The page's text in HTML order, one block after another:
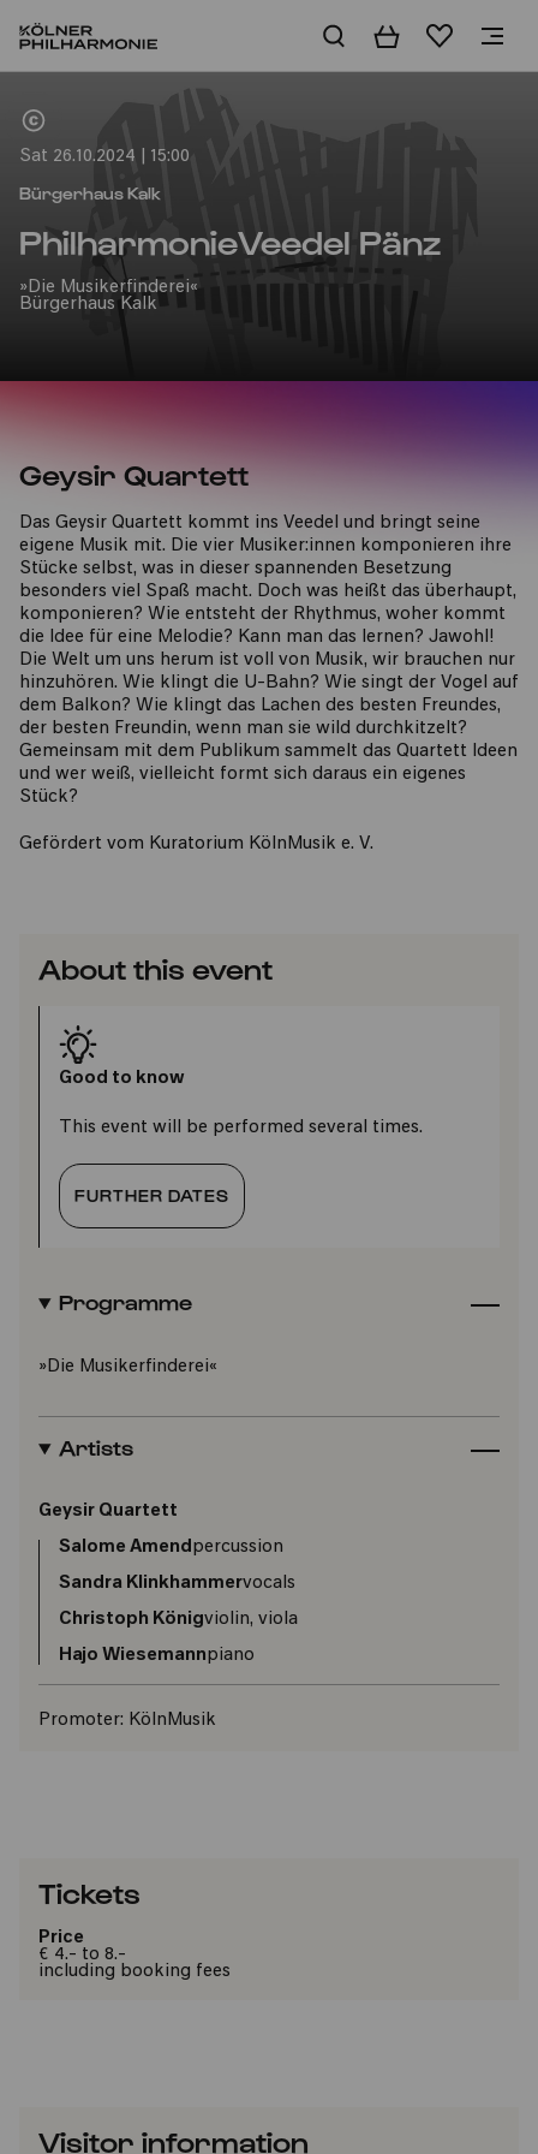
BasketWishlist
Sat 26.10.2024 | 15:00
Bürgerhaus Kalk
PhilharmonieVeedel Pänz
»Die Musikerfinderei«
Bürgerhaus Kalk
Geysir Quartett
Das Geysir Quartett kommt ins Veedel und bringt seine
eigene Musik mit. Die vier Musiker:innen komponieren ihre
Stücke selbst, was in dieser spannenden Besetzung
besonders viel Spaß macht. Doch was heißt das überhaupt,
komponieren? Wie entsteht der Rhythmus, woher kommt
die Idee für eine Melodie? Kann man das lernen? Jawohl!
Die Welt um uns herum ist voll von Musik, wir brauchen nur
hinzuhören. Wie klingt die U-Bahn? Wie singt der Vogel auf
dem Balkon? Wie klingt das Lachen des besten Freundes,
der besten Freundin, wenn man sie wild durchkitzelt?
Gemeinsam mit dem Publikum sammelt das Quartett Ideen
und wer weiß, vielleicht formt sich daraus ein eigenes
Stück?
Gefördert vom Kuratorium KölnMusik e. V.
About this event
Good to know
This event will be performed several times.
FURTHER DATES
Programme
»Die Musikerfinderei«
Artists
Geysir Quartett
Salome Amendpercussion
Sandra Klinkhammervocals
Christoph Königviolin, viola
Hajo Wiesemannpiano
Promoter: KölnMusik
Tickets
Price
€ 4.- to 8.-
including booking fees
Visitor information